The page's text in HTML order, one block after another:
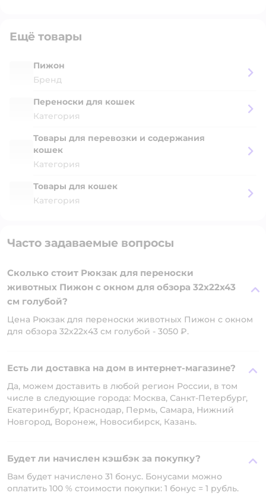
Ещё товары
Пижон
Бренд
Переноски для кошек
Категория
Товары для перевозки и содержания
кошек
Категория
Товары для кошек
Категория
Часто задаваемые вопросы
Сколько стоит Рюкзак для переноски
животных Пижон с окном для обзора 32х22х43
см голубой?
Цена Рюкзак для переноски животных Пижон с окном
для обзора 32х22х43 см голубой - 3050 ₽.
Есть ли доставка на дом в интернет-магазине?
Да, можем доставить в любой регион России, в том
числе в следующие города: Москва, Санкт-Петербург,
Екатеринбург, Краснодар, Пермь, Самара, Нижний
Новгород, Воронеж, Новосибирск, Казань.
Будет ли начислен кэшбэк за покупку?
Вам будет начислено 31 бонус. Бонусами можно
оплатить 100 % стоимости покупки: 1 бонус = 1 рубль.